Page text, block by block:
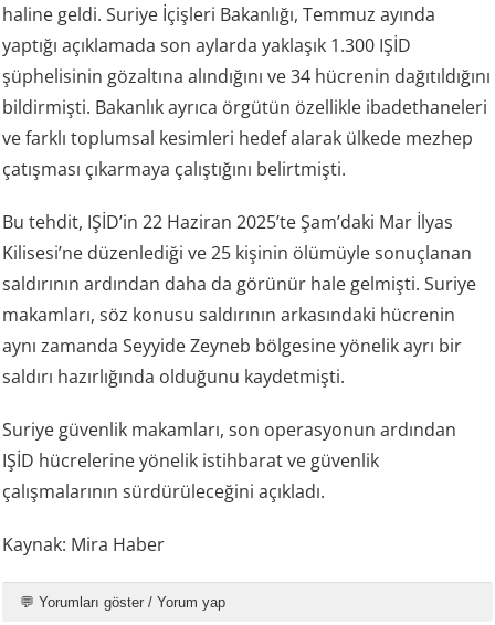
haline geldi. Suriye İçişleri Bakanlığı, Temmuz ayında
yaptığı açıklamada son aylarda yaklaşık 1.300 IŞİD
şüphelisinin gözaltına alındığını ve 34 hücrenin dağıtıldığını
bildirmişti. Bakanlık ayrıca örgütün özellikle ibadethaneleri
ve farklı toplumsal kesimleri hedef alarak ülkede mezhep
çatışması çıkarmaya çalıştığını belirtmişti.
Bu tehdit, IŞİD’in 22 Haziran 2025’te Şam’daki Mar İlyas
Kilisesi’ne düzenlediği ve 25 kişinin ölümüyle sonuçlanan
saldırının ardından daha da görünür hale gelmişti. Suriye
makamları, söz konusu saldırının arkasındaki hücrenin
aynı zamanda Seyyide Zeyneb bölgesine yönelik ayrı bir
saldırı hazırlığında olduğunu kaydetmişti.
Suriye güvenlik makamları, son operasyonun ardından
IŞİD hücrelerine yönelik istihbarat ve güvenlik
çalışmalarının sürdürüleceğini açıkladı.
Kaynak: Mira Haber
💬 Yorumları göster / Yorum yap